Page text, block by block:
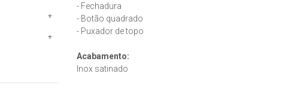
- Fechadura
- Botão quadrado
- Puxador de topo
Acabamento:
Inox satinado